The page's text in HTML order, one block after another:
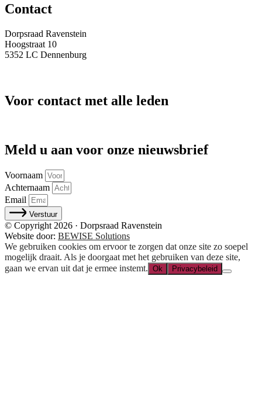
Contact
Dorpsraad Ravenstein
Hoogstraat 10
5352 LC Dennenburg
Voor contact met alle leden
Meld u aan voor onze nieuwsbrief
Voornaam
Achternaam
Email
Verstuur
© Copyright 2026 · Dorpsraad Ravenstein
Website door: BEWISE Solutions
We gebruiken cookies om ervoor te zorgen dat onze site zo soepel
mogelijk draait. Als je doorgaat met het gebruiken van deze site,
gaan we ervan uit dat je ermee instemt. Ok Privacybeleid